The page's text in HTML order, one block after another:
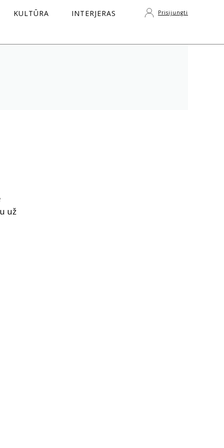
KULTŪRA
INTERJERAS
Prisijungti
už